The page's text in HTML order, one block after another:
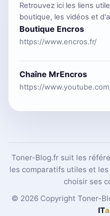
Retrouvez ici les liens
boutique, les vidéos et
Boutique Encros
https://www.encros.fr/
Chaîne MrEncros
https://
Toner-Blog.fr suit les
les comparatifs utiles et
choisir ses
© 2026 Copyright Toner-
IT